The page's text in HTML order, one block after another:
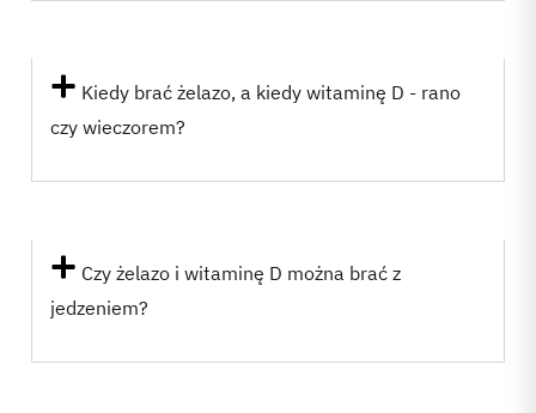
Kiedy brać żelazo, a kiedy witaminę D - rano
czy wieczorem?
Czy żelazo i witaminę D można brać z
jedzeniem?